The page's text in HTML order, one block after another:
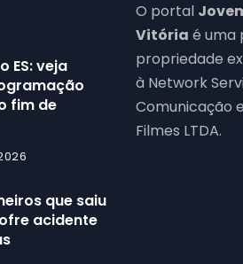
ES: veja
fim de
que saiu
acidente
O portal
Vitória é uma
propriedade
à Network
Comunicação
Filmes LTDA.